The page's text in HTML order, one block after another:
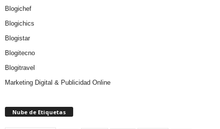
Blogichef
Blogichics
Blogistar
Blogitecno
Blogitravel
Marketing Digital & Publicidad Online
Nube de Etiquetas